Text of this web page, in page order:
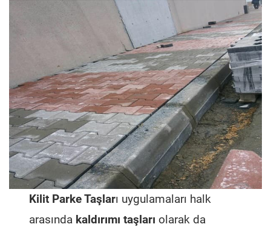
Kilit Parke Taşları uygulamaları halk
arasında kaldırımı taşları olarak da